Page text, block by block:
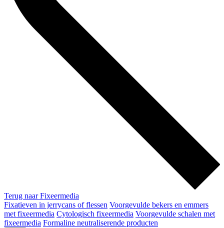
Terug naar Fixeermedia
Fixatieven in jerrycans of flessen Voorgevulde bekers en emmers
met fixeermedia Cytologisch fixeermedia Voorgevulde schalen met
fixeermedia Formaline neutraliserende producten